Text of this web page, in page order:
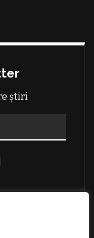
știri